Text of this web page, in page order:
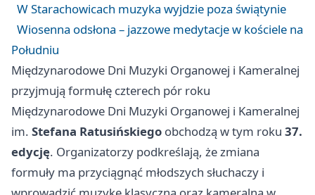
W Starachowicach muzyka wyjdzie poza świątynie
Wiosenna odsłona – jazzowe medytacje w kościele na
Południu
Międzynarodowe Dni Muzyki Organowej i Kameralnej
przyjmują formułę czterech pór roku
Międzynarodowe Dni Muzyki Organowej i Kameralnej
im. Stefana Ratusińskiego obchodzą w tym roku 37.
edycję. Organizatorzy podkreślają, że zmiana
formuły ma przyciągnąć młodszych słuchaczy i